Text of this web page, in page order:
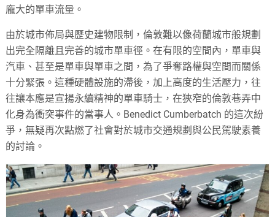
龐大的單車流量。
由於城市佈局與歷史建物限制，倫敦難以像荷蘭城市般規劃
出完全隔離且完善的城市單車徑。在有限的空間內，單車與
汽車、甚至是單車與單車之間，為了爭奪路權與空間而關係
十分緊張。這種硬體設施的滯後，加上高度的生活壓力，往
往讓本應是宣揚永續精神的單車騎士，在狹窄的倫敦巷弄中
化身為衝突事件的當事人。Benedict Cumberbatch 的這次紛
爭，無疑再次點燃了社會對於城市交通規劃與公民駕駛素養
的討論。